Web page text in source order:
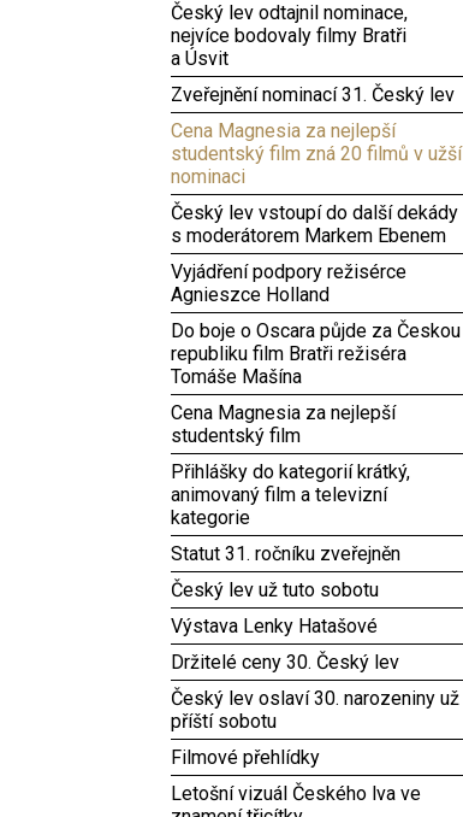
Český lev odtajnil nominace,
nejvíce bodovaly filmy Bratři
a Úsvit
Zveřejnění nominací 31. Český lev
Cena Magnesia za nejlepší
studentský film zná 20 filmů v užší
nominaci
Český lev vstoupí do další dekády
s moderátorem Markem Ebenem
Vyjádření podpory režisérce
Agnieszce Holland
Do boje o Oscara půjde za Českou
republiku film Bratři režiséra
Tomáše Mašína
Cena Magnesia za nejlepší
studentský film
Přihlášky do kategorií krátký,
animovaný film a televizní
kategorie
Statut 31. ročníku zveřejněn
Český lev už tuto sobotu
Výstava Lenky Hatašové
Držitelé ceny 30. Český lev
Český lev oslaví 30. narozeniny už
příští sobotu
Filmové přehlídky
Letošní vizuál Českého lva ve